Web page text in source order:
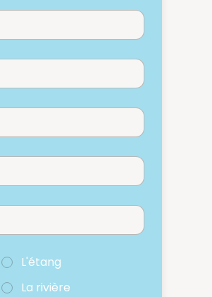
L'étang
La rivière